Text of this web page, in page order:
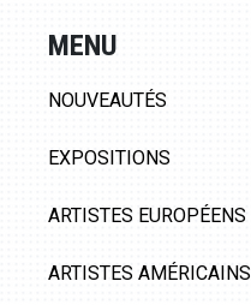
MENU
NOUVEAUTÉS
EXPOSITIONS
ARTISTES EUROPÉENS
ARTISTES AMÉRICAINS